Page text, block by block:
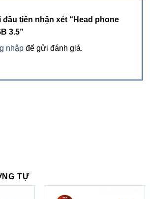
đầu tiên nhận xét “Head phone
3.5”
nhập để gửi đánh giá.
TỰ